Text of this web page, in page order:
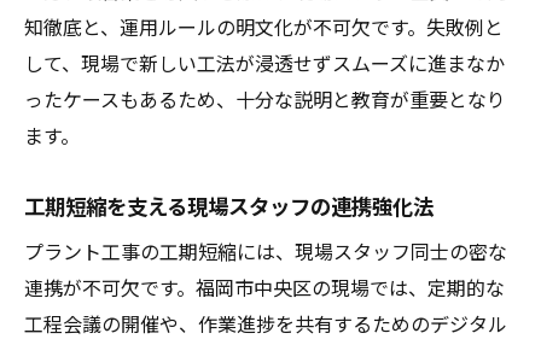
知徹底と、運用ルールの明文化が不可欠です。失敗例と
して、現場で新しい工法が浸透せずスムーズに進まなか
ったケースもあるため、十分な説明と教育が重要となり
ます。
工期短縮を支える現場スタッフの連携強化法
プラント工事の工期短縮には、現場スタッフ同士の密な
連携が不可欠です。福岡市中央区の現場では、定期的な
工程会議の開催や、作業進捗を共有するためのデジタル